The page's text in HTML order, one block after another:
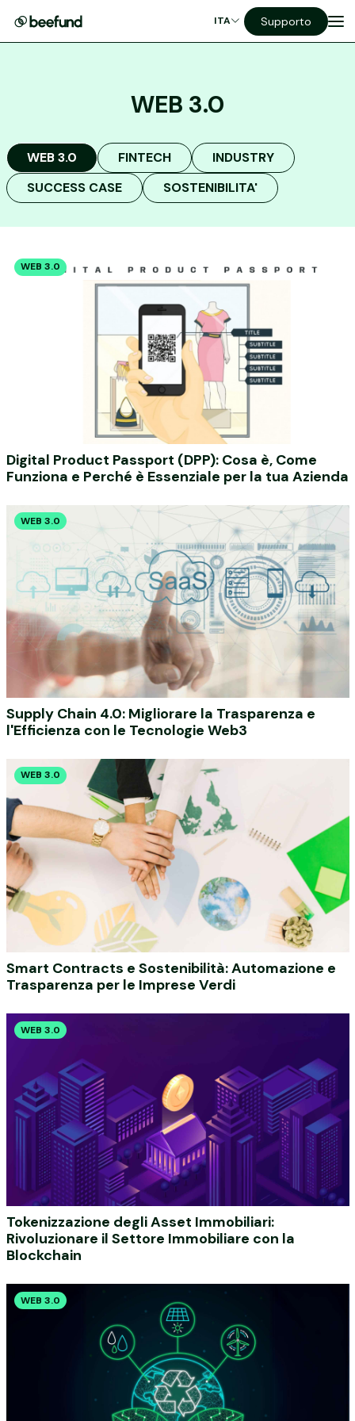
ITA Supporto
WEB 3.0
WEB 3.0 FINTECH
INDUSTRY
SUCCESS CASE
SOSTENIBILITA'
WEB 3.0
Digital Product Passport (DPP): Cosa è, Come
Funziona e Perché è Essenziale per la tua Azienda
WEB 3.0
Supply Chain 4.0: Migliorare la Trasparenza e
l'Efficienza con le Tecnologie Web3
WEB 3.0
Smart Contracts e Sostenibilità: Automazione e
Trasparenza per le Imprese Verdi
WEB 3.0
Tokenizzazione degli Asset Immobiliari:
Rivoluzionare il Settore Immobiliare con la
Blockchain
WEB 3.0